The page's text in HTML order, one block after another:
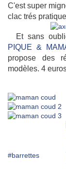
C'est super
clac trés
Et sans
PIQUE &
propose des
modèles. 4
#barrettes